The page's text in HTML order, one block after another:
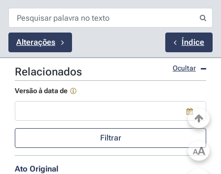
Alterações Índice
Relacionados Ocultar
Versão à data de
Use a tecla de seta para baixo para abrir o calendário; Use as
Filtrar
Ato Original
AA